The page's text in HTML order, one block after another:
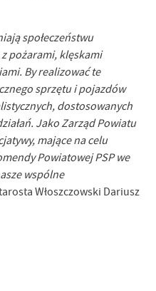
społeczeństwu
pożarami, klęskami
By realizować te
sprzętu i pojazdów
dostosowanych
Jako Zarząd Powiatu
mające na celu
Powiatowej PSP we
wspólne
Włoszczowski Dariusz